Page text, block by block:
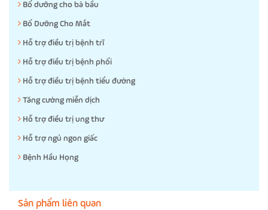
Bổ dưỡng cho bà bầu
Bổ Dưỡng Cho Mắt
Hỗ trợ điều trị bệnh trĩ
Hỗ trợ điều trị bệnh phổi
Hỗ trợ điều trị bệnh tiểu đường
Tăng cường miễn dịch
Hỗ trợ điều trị ung thư
Hỗ trợ ngủ ngon giấc
Bệnh Hầu Họng
Sản phẩm liên quan